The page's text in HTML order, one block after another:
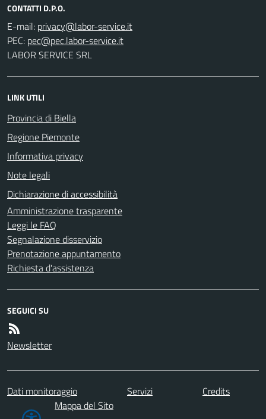
CONTATTI D.P.O.
E-mail:
PEC:
LABOR SERVICE SRL
LINK UTILI
Provincia di Biella
Regione Piemonte
Informativa privacy
Note legali
Dichiarazione di accessibilità
Amministrazione trasparente
Leggi le FAQ
Segnalazione disservizio
Prenotazione appuntamento
Richiesta d'assistenza
SEGUICI SU
Newsletter
Dati monitoraggio Servizi
Credits
Mappa del Sito